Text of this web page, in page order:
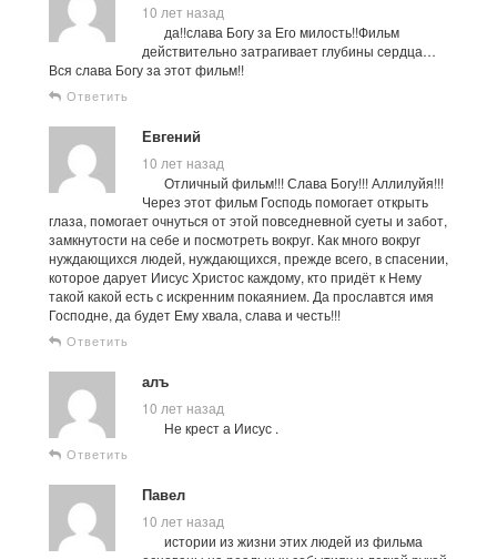
10 лет назад
да!!слава Богу за Его милость!!Фильм
действительно затрагивает глубины сердца…
Вся слава Богу за этот фильм!!
Ответить
Евгений
10 лет назад
Отличный фильм!!! Слава Богу!!! Аллилуйя!!!
Через этот фильм Господь помогает открыть
глаза, помогает очнуться от этой повседневной суеты и забот,
замкнутости на себе и посмотреть вокруг. Как много вокруг
нуждающихся людей, нуждающихся, прежде всего, в спасении,
которое дарует Иисус Христос каждому, кто придёт к Нему
такой какой есть с искренним покаянием. Да прославтся имя
Господне, да будет Ему хвала, слава и честь!!!
Ответить
алъ
10 лет назад
Не крест а Иисус .
Ответить
Павел
10 лет назад
истории из жизни этих людей из фильма